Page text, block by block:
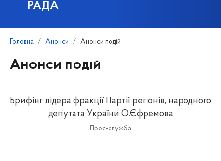
РАДА
Головна Анонси Анонси подій
Анонси подій
Брифінг лідера фракції Партії регіонів, народного
депутата України О.Єфремова
Прес-служба